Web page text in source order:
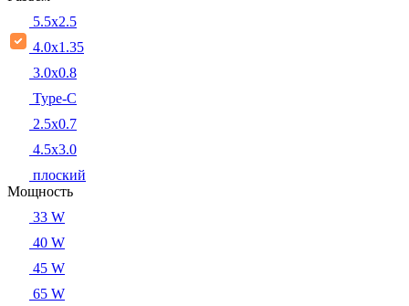
5.5x2.5
4.0x1.35
3.0x0.8
Type-C
2.5x0.7
4.5x3.0
плоский
Мощность
33 W
40 W
45 W
65 W